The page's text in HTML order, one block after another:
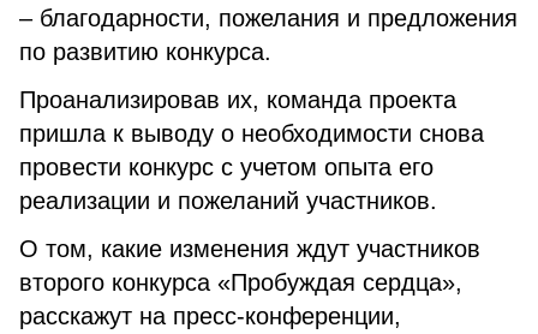
– благодарности, пожелания и предложения
по развитию конкурса.
Проанализировав их, команда проекта
пришла к выводу о необходимости снова
провести конкурс с учетом опыта его
реализации и пожеланий участников.
О том, какие изменения ждут участников
второго конкурса «Пробуждая сердца»,
расскажут на пресс-конференции,